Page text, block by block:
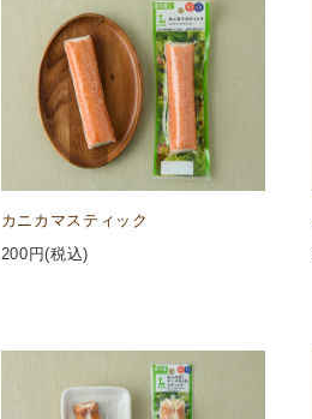
カニカマスティック
200 円(税込)